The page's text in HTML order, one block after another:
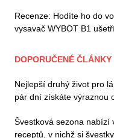
Recenze: Hodíte ho do
vysavač WYBOT B1
DOPORUČENÉ ČLÁNKY
Nejlepší druhý život pro
pár dní získáte výraznou
Švestková sezona nabízí
receptů, v nichž si